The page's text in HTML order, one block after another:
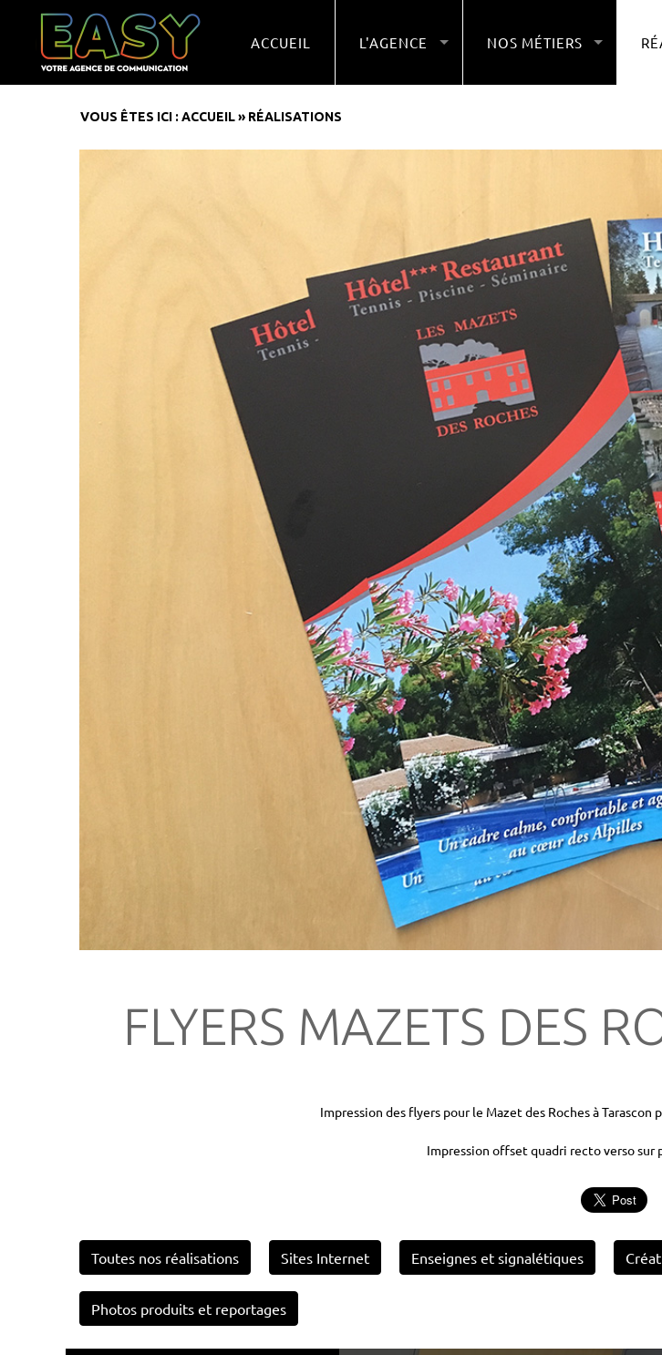
ACCUEIL L'AGENCE NOS MÉTIERS
VOUS ÊTES ICI : ACCUEIL» RÉALISATIONS
FLYERS MAZETS DES
Impression des flyers pour le Mazet des Roches à Tarascon
Impression offset quadri recto verso sur
Toutes nos réalisations Sites Internet Enseignes et signalétiques
Photos produits et reportages